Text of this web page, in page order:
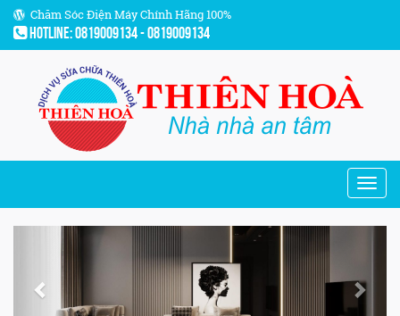
Chăm Sóc Điện Máy Chính Hãng 100%
Hotline: 0819009134 - 0819009134
Previous